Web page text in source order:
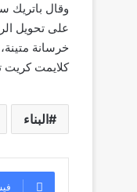
على تحويل
خرسانة
كلايمت كريت
البناء